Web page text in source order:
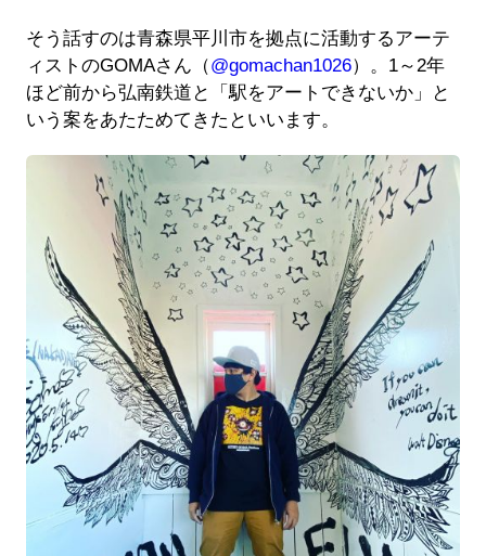
そう話すのは青森県平川市を拠点に活動するアーテ
ィストのGOMAさん（@gomachan1026）。1～2年
ほど前から弘南鉄道と「駅をアートできないか」と
いう案をあたためてきたといいます。